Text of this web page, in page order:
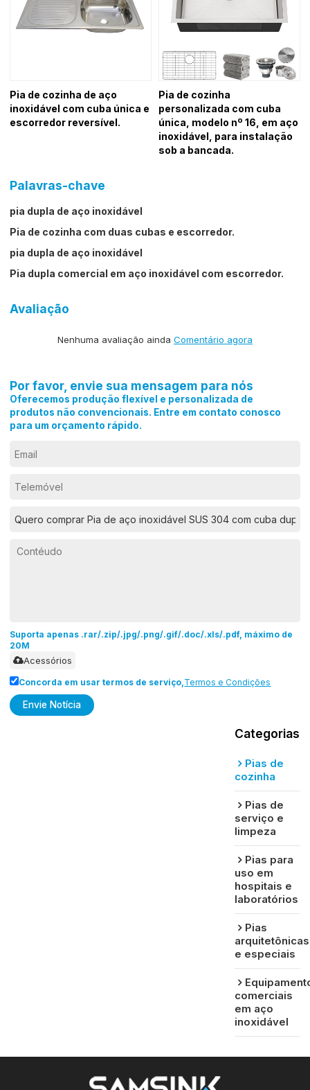
Pia de cozinha de aço
inoxidável com cuba única e
escorredor reversível.
Pia de cozinha
personalizada com cuba
única, modelo nº 16, em aço
inoxidável, para instalação
sob a bancada.
Palavras-chave
pia dupla de aço inoxidável
Pia de cozinha com duas cubas e escorredor.
pia dupla de aço inoxidável
Pia dupla comercial em aço inoxidável com escorredor.
Avaliação
Nenhuma avaliação ainda Comentário agora
Por favor, envie sua mensagem para nós
Oferecemos produção flexível e personalizada de
produtos não convencionais. Entre em contato conosco
para um orçamento rápido.
Suporta apenas .rar/.zip/.jpg/.png/.gif/.doc/.xls/.pdf, máximo de
20M
Acessórios
Concorda em usar termos de serviço,Termos e Condições
Envie Notícia
Categorias
Pias de
cozinha
Pias de
serviço e
limpeza
Pias para
uso em
hospitais e
laboratórios
Pias
arquitetônicas
e especiais
comerciais
em aço
inoxidável